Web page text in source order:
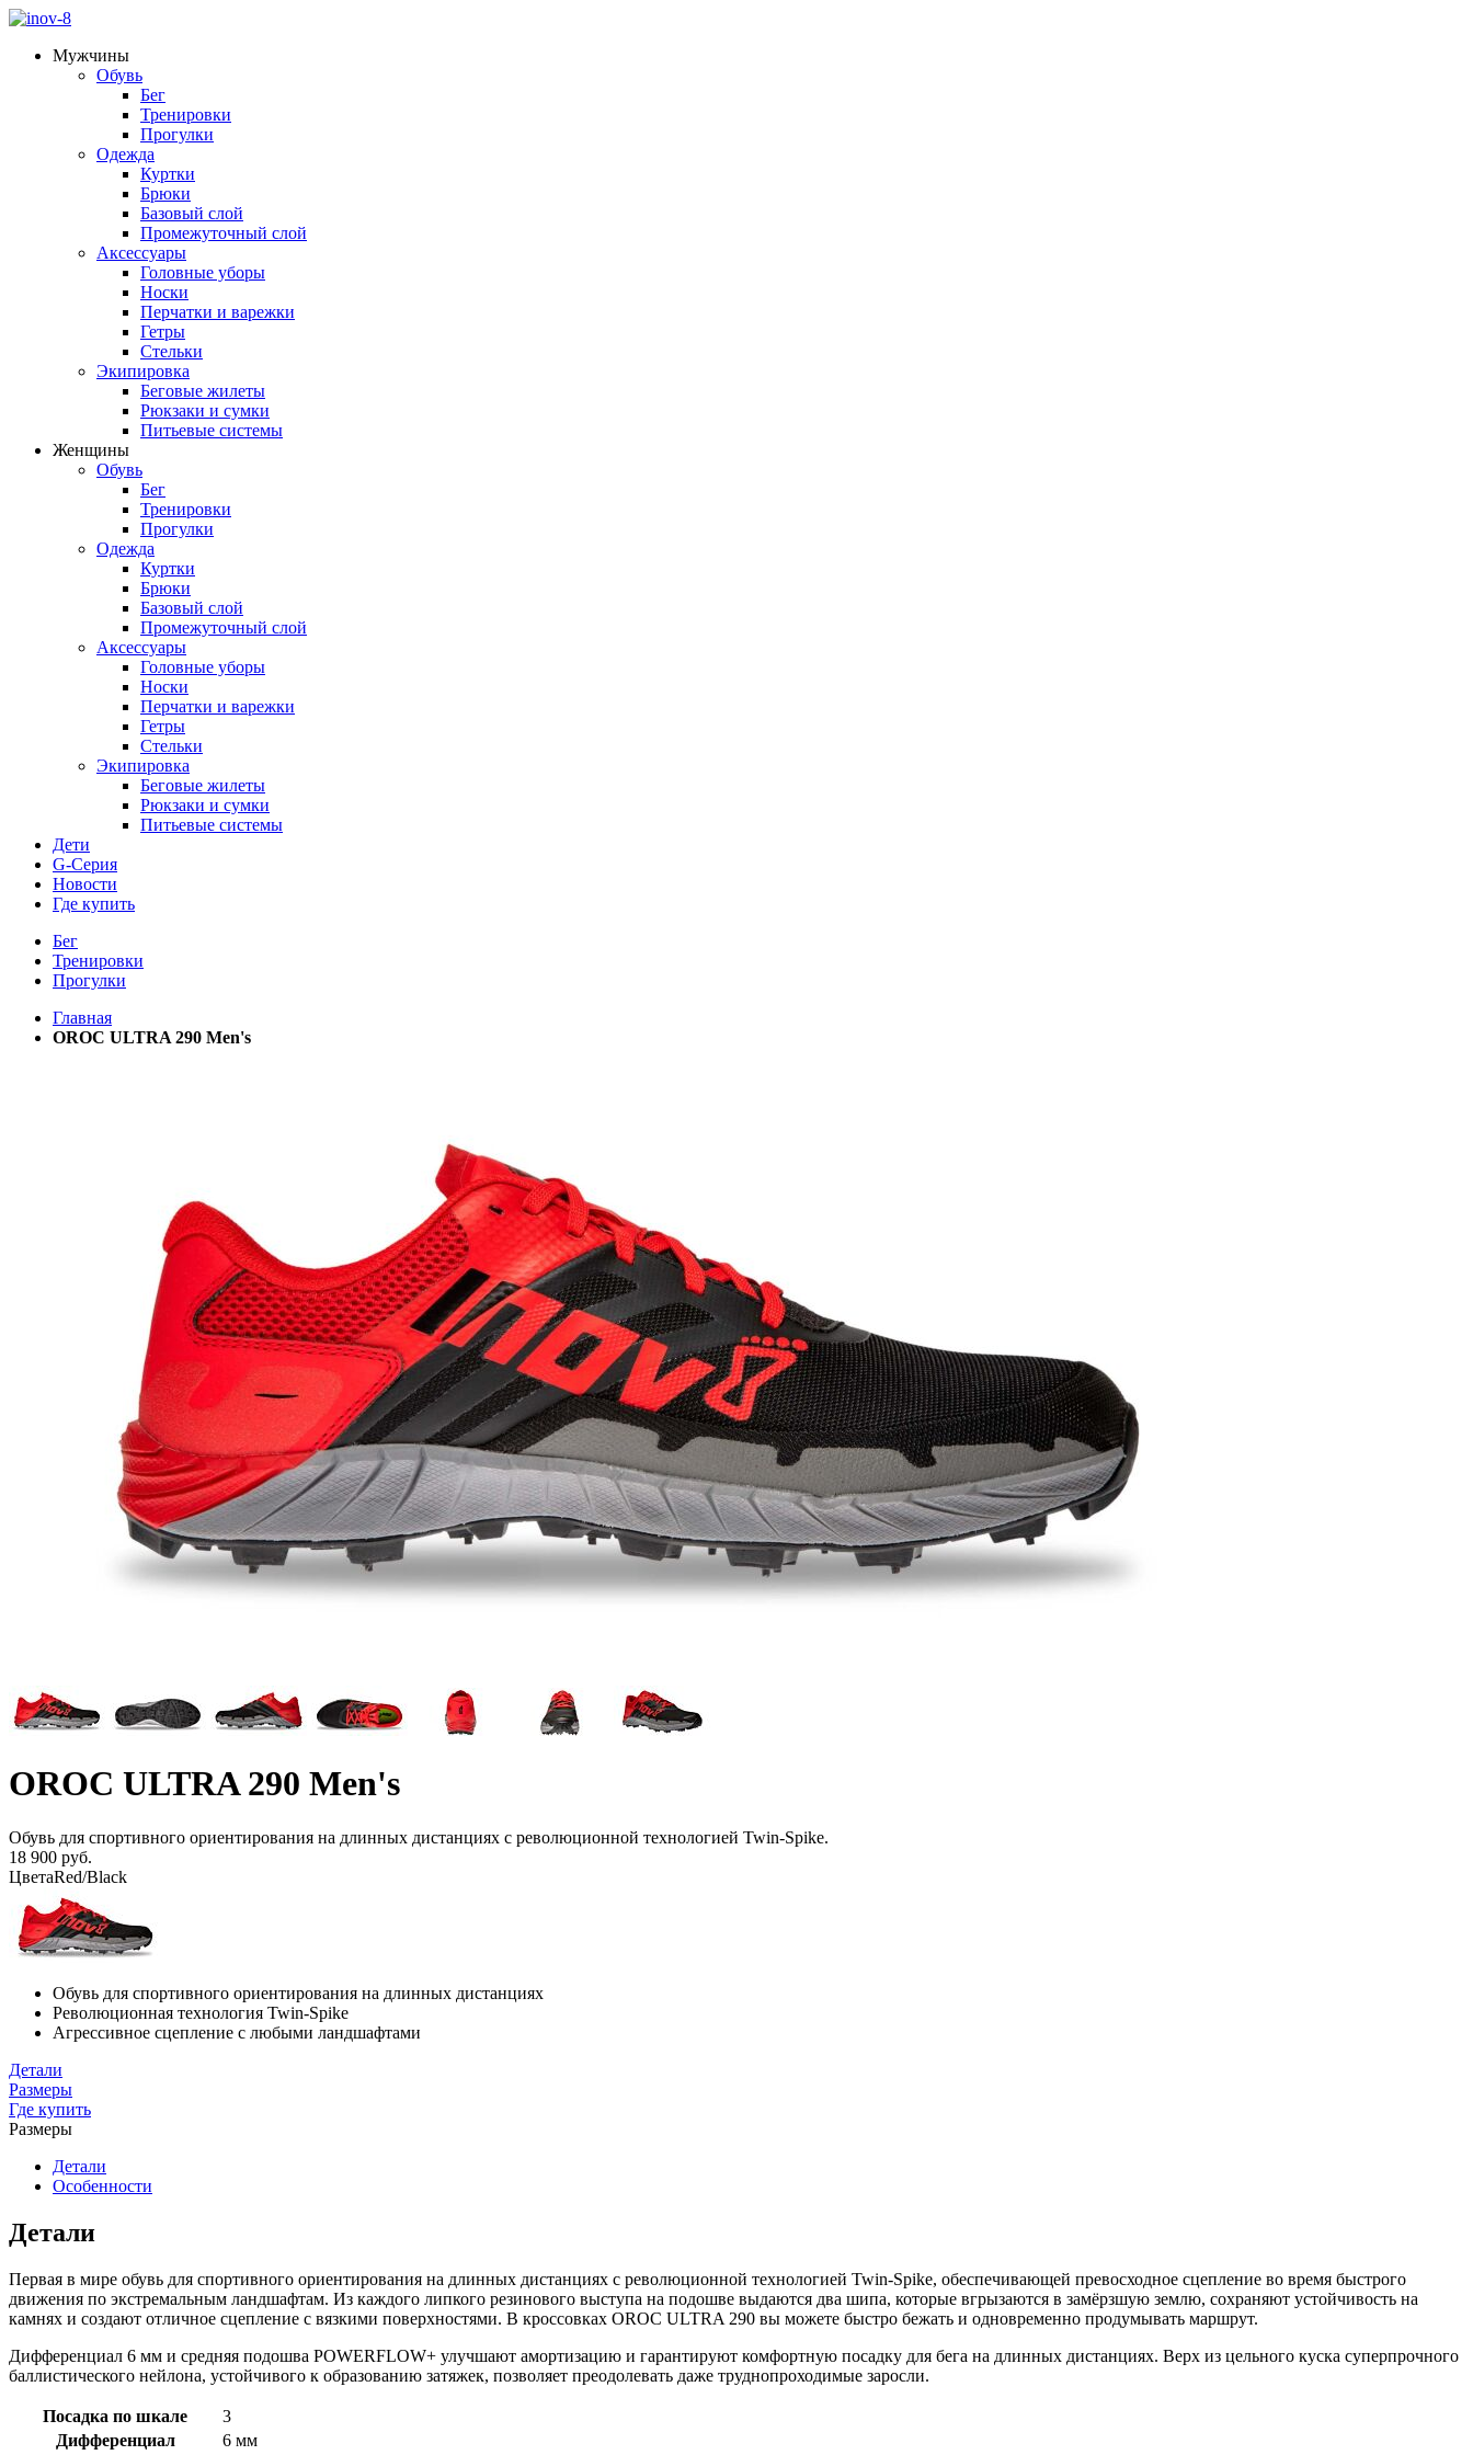
Мужчины
Обувь
Бег
Тренировки
Прогулки
Одежда
Куртки
Брюки
Базовый слой
Промежуточный слой
Аксессуары
Головные уборы
Носки
Перчатки и варежки
Гетры
Стельки
Экипировка
Беговые жилеты
Рюкзаки и сумки
Питьевые системы
Женщины
Обувь
Бег
Тренировки
Прогулки
Одежда
Куртки
Брюки
Базовый слой
Промежуточный слой
Аксессуары
Головные уборы
Носки
Перчатки и варежки
Гетры
Стельки
Экипировка
Беговые жилеты
Рюкзаки и сумки
Питьевые системы
Дети
G-Серия
Новости
Где купить
Бег
Тренировки
Прогулки
Главная
OROC ULTRA 290 Men's
OROC ULTRA 290 Men's
Обувь для спортивного ориентирования на длинных дистанциях с революционной технологией Twin-Spike.
18 900 руб.
ЦветаRed/Black
Обувь для спортивного ориентирования на длинных дистанциях
Революционная технология Twin-Spike
Агрессивное сцепление с любыми ландшафтами
Детали
Размеры
Где купить
Размеры
Детали
Особенности
Детали
Первая в мире обувь для спортивного ориентирования на длинных дистанциях с революционной технологией Twin-Spike, обеспечивающей превосходное сцепление во время быстрого
движения по экстремальным ландшафтам. Из каждого липкого резинового выступа на подошве выдаются два шипа, которые вгрызаются в замёрзшую землю, сохраняют устойчивость на
камнях и создают отличное сцепление с вязкими поверхностями. В кроссовках OROC ULTRA 290 вы можете быстро бежать и одновременно продумывать маршрут.
Дифференциал 6 мм и средняя подошва POWERFLOW+ улучшают амортизацию и гарантируют комфортную посадку для бега на длинных дистанциях. Верх из цельного куска суперпрочного
баллистического нейлона, устойчивого к образованию затяжек, позволяет преодолевать даже труднопроходимые заросли.
Посадка по шкале
3
Дифференциал
6 мм